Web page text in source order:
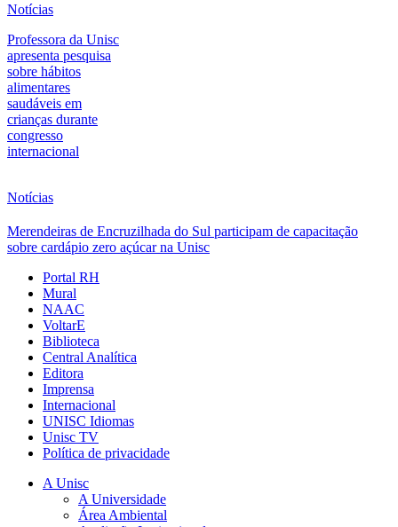
Notícias
Professora da Unisc
apresenta pesquisa
sobre hábitos
alimentares
saudáveis em
crianças durante
congresso
internacional
Notícias
Merendeiras de Encruzilhada do Sul participam de capacitação
sobre cardápio zero açúcar na Unisc
Portal RH
Mural
NAAC
VoltarE
Biblioteca
Central Analítica
Editora
Imprensa
Internacional
UNISC Idiomas
Unisc TV
Política de privacidade
A Unisc
A Universidade
Área Ambiental